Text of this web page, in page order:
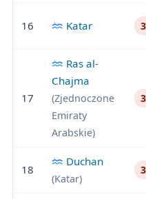
16 Katar
17
Ras al-
Chajma
(Zjednoczone
Emiraty
Arabskie)
18
Duchan
(Katar)